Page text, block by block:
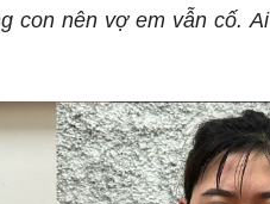
con nên vợ em vẫn cố.